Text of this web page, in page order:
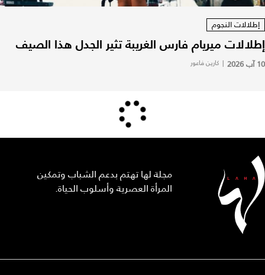
إطلالات النجوم
إطلالات ميريام فارس الغريبة تثير الجدل هذا الصيف
10 آب 2026 | كارين فاعور
مجلة لها تهتم بدعم الشباب وتمكين
المرأة العصرية وأسلوب الحياة.